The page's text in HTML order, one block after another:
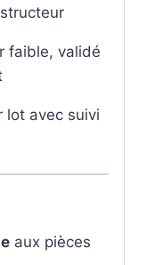
faible, validé
avec suivi
aux pièces